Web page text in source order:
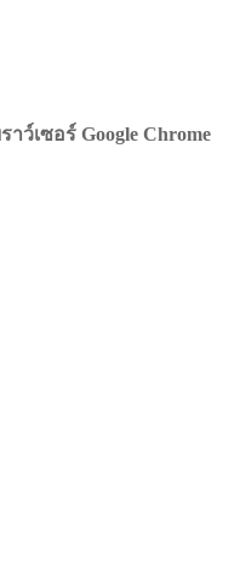
าว์เซอร์ Google Chrome